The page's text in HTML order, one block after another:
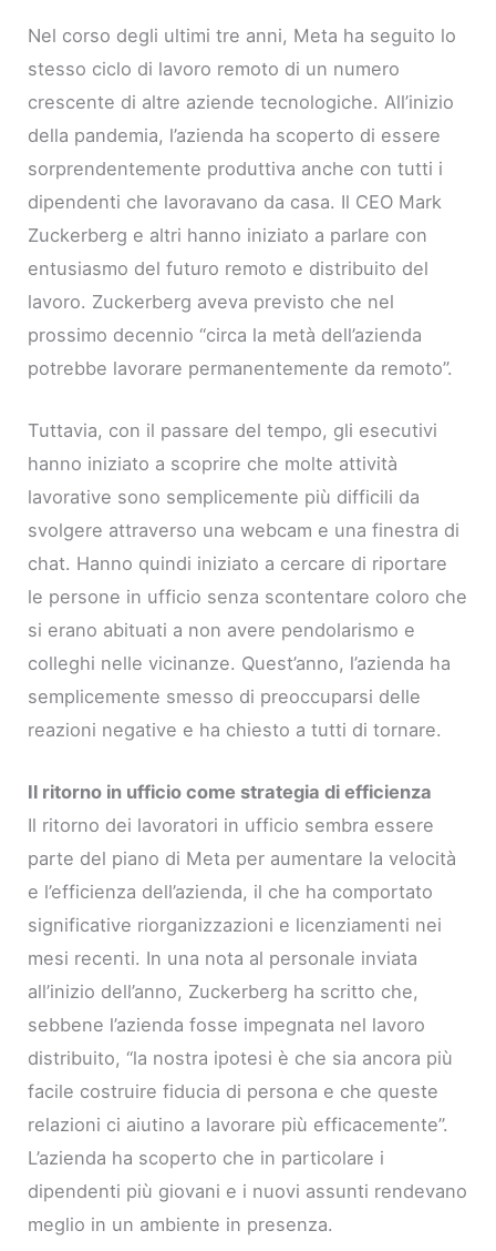
Nel corso degli ultimi tre anni, Meta ha seguito lo
stesso ciclo di lavoro remoto di un numero
crescente di altre aziende tecnologiche. All’inizio
della pandemia, l’azienda ha scoperto di essere
sorprendentemente produttiva anche con tutti i
dipendenti che lavoravano da casa. Il CEO Mark
Zuckerberg e altri hanno iniziato a parlare con
entusiasmo del futuro remoto e distribuito del
lavoro. Zuckerberg aveva previsto che nel
prossimo decennio “circa la metà dell’azienda
potrebbe lavorare permanentemente da remoto”.
Tuttavia, con il passare del tempo, gli esecutivi
hanno iniziato a scoprire che molte attività
lavorative sono semplicemente più difficili da
svolgere attraverso una webcam e una finestra di
chat. Hanno quindi iniziato a cercare di riportare
le persone in ufficio senza scontentare coloro che
si erano abituati a non avere pendolarismo e
colleghi nelle vicinanze. Quest’anno, l’azienda ha
semplicemente smesso di preoccuparsi delle
reazioni negative e ha chiesto a tutti di tornare.
Il ritorno in ufficio come strategia di efficienza
Il ritorno dei lavoratori in ufficio sembra essere
parte del piano di Meta per aumentare la velocità
e l’efficienza dell’azienda, il che ha comportato
significative riorganizzazioni e licenziamenti nei
mesi recenti. In una nota al personale inviata
all’inizio dell’anno, Zuckerberg ha scritto che,
sebbene l’azienda fosse impegnata nel lavoro
distribuito, “la nostra ipotesi è che sia ancora più
facile costruire fiducia di persona e che queste
relazioni ci aiutino a lavorare più efficacemente”.
L’azienda ha scoperto che in particolare i
dipendenti più giovani e i nuovi assunti rendevano
meglio in un ambiente in presenza.